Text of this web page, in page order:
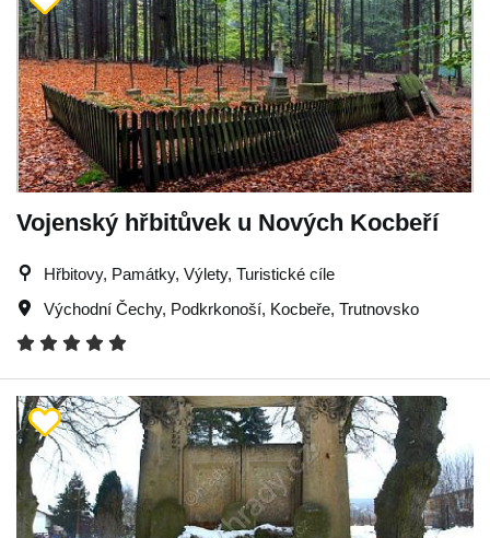
Vojenský hřbitůvek u Nových Kocbeří
Hřbitovy, Památky, Výlety, Turistické cíle
Východní Čechy, Podkrkonoší, Kocbeře, Trutnovsko